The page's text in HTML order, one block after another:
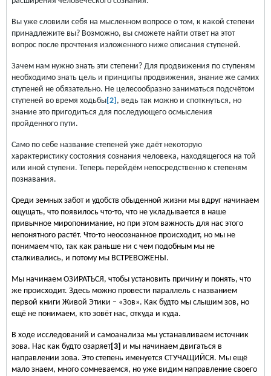
Вы уже словили себя на мысленном вопросе о том, к какой степени
принадлежите вы? Возможно, вы сможете найти ответ на этот
вопрос после прочтения изложенного ниже описания ступеней.
Зачем нам нужно знать эти степени? Для продвижения по ступеням
необходимо знать цель и принципы продвижения, знание же самих
ступеней не обязательно. Не целесообразно заниматься подсчётом
ступеней во время ходьбы[2] , ведь так можно и споткнуться, но
знание это пригодиться для последующего осмысления
пройденного пути.
Само по себе название степеней уже даёт некоторую
характеристику состояния сознания человека, находящегося на той
или иной ступени. Теперь перейдём непосредственно к степеням
познавания.
Среди земных забот и удобств обыденной жизни мы вдруг начинаем
ощущать, что появилось что-то, что не укладывается в наше
привычное миропонимание, но при этом важность для нас этого
непонятного растёт. Что-то неосознанное происходит, но мы не
понимаем что, так как раньше ни с чем подобным мы не
сталкивались, и потому мы ВСТРЕВОЖЕНЫ.
Мы начинаем ОЗИРАТЬСЯ, чтобы установить причину и понять, что
же происходит. Здесь можно провести параллель с названием
первой книги Живой Этики – «Зов». Как будто мы слышим зов, но
ещё не понимаем, кто зовёт нас, откуда и куда.
В ходе исследований и самоанализа мы устанавливаем источник
зова. Нас как будто озаряет[3] и мы начинаем двигаться в
направлении зова. Это степень именуется СТУЧАЩИЙСЯ. Мы ещё
мало знаем, много сомневаемся, но уже видим направление своего